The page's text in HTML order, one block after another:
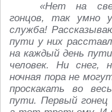
«Нет на
гонцов, так умно
служба!
пути у них
на каждый день
человек. Ни снег,
ночная пора не
проскакать во
пути. Первый гонец